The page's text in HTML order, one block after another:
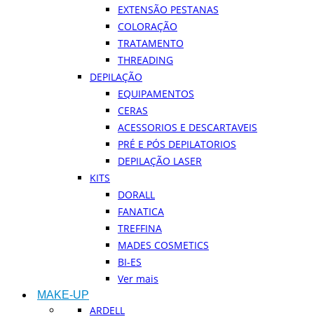
EXTENSÃO PESTANAS
COLORAÇÃO
TRATAMENTO
THREADING
DEPILAÇÃO
EQUIPAMENTOS
CERAS
ACESSORIOS E DESCARTAVEIS
PRÉ E PÓS DEPILATORIOS
DEPILAÇÃO LASER
KITS
DORALL
FANATICA
TREFFINA
MADES COSMETICS
BI-ES
Ver mais
MAKE-UP
ARDELL